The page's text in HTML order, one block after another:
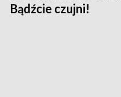
Bądźcie czujni!